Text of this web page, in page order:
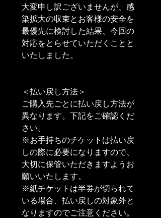
大変申し訳ございませんが、感
染拡大の収束とお客様の安全を
最優先に検討した結果、今回の
対応をとらせていただくことと
いたしました。
＜払い戻し方法＞
ご購入先ごとに払い戻し方法が
異なります。下記をご確認くだ
さい。
※お手持ちのチケットは払い戻
しの際に必要になりますので、
大切に保管いただきますようお
願いいたします。
※紙チケットは半券が切られて
いる場合、払い戻しの対象外と
なりますのでご注意ください。